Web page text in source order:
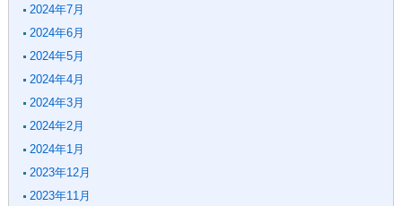
2024年7月
2024年6月
2024年5月
2024年4月
2024年3月
2024年2月
2024年1月
2023年12月
2023年11月